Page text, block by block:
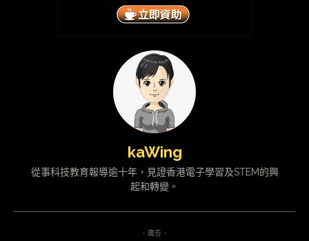
kaWing
從事科技教育報導逾十年，見證香港電子學習及STEM的興
起和轉變。
- 廣告 -